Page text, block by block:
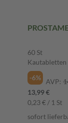
60 St
Kautabletten
-6%
AVP:
13,99 €
0,23 € / 1 St
sofort